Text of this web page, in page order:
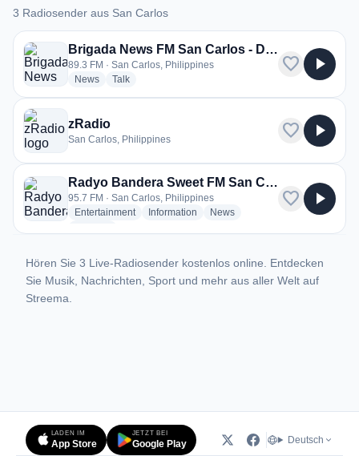
3 Radiosender aus San Carlos
3 Radiosender aus San Carlos
Brigada News FM San Carlos - DYBA
89.3 FM · San Carlos, Philippines
Newsradio stations
Talkradio stations
favorite play_arrow
zRadio
San Carlos, Philippines favorite play_arrow
Radyo Bandera Sweet FM San Carlos - DYGM
95.7 FM · San Carlos, Philippines
Entertainmentradio stations
Information radio stations
Newsradio stations
more genres for Radyo Bandera Sweet FM San Carlos - DYGM
favorite play_arrow
Hören Sie 3 Live-Radiosender kostenlos online. Entdecken
Sie Musik, Nachrichten, Sport und mehr aus aller Welt auf
Streema.
LADEN IM
App Store
JETZT BEI
Google Play Deutsch